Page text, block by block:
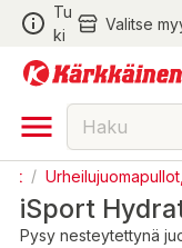
Tu
ki
Valitse
/
iSport
Pysy nesteytettynä